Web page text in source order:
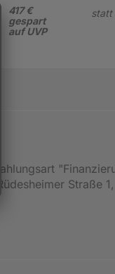
417 €
gespart
auf UVP
statt
Straße